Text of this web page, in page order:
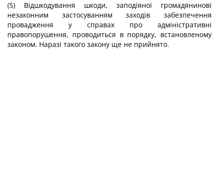
(5) Відшкодування шкоди, заподіяної громадянинові
незаконним застосуванням заходів забезпечення
провадження у справах про адміністративні
правопорушення, проводиться в порядку, встановленому
законом. Наразі такого закону ще не прийнято.